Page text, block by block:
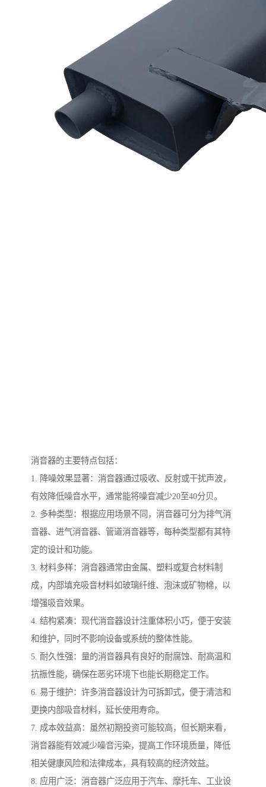
消音器的主要特点包括：
1. 降噪效果显著：消音器通过吸收、反射或干扰声波，
有效降低噪音水平，通常能将噪音减少20至40分贝。
2. 多种类型：根据应用场景不同，消音器可分为排气消
音器、进气消音器、管道消音器等，每种类型都有其特
定的设计和功能。
3. 材料多样：消音器通常由金属、塑料或复合材料制
成，内部填充吸音材料如玻璃纤维、泡沫或矿物棉，以
增强吸音效果。
4. 结构紧凑：现代消音器设计注重体积小巧，便于安装
和维护，同时不影响设备或系统的整体性能。
5. 耐久性强：量的消音器具有良好的耐腐蚀、耐高温和
抗振性能，确保在恶劣环境下也能长期稳定工作。
6. 易于维护：许多消音器设计为可拆卸式，便于清洁和
更换内部吸音材料，延长使用寿命。
7. 成本效益高：虽然初期投资可能较高，但长期来看，
消音器能有效减少噪音污染，提高工作环境质量，降低
相关健康风险和法律成本，具有较高的经济效益。
8. 应用广泛：消音器广泛应用于汽车、摩托车、工业设